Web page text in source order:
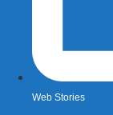
Web Stories